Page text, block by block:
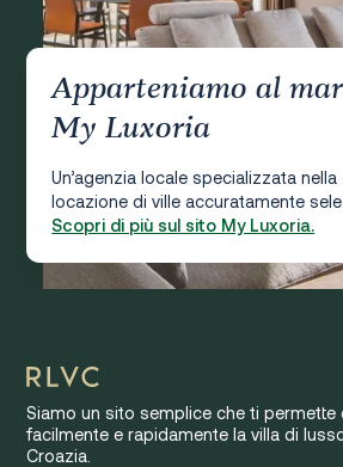
Apparteniamo al
My Luxoria
Un’agenzia locale specializzata nella
locazione di ville accuratamente
Scopri di più sul sito My Luxoria.
Siamo un sito semplice che ti permette
facilmente e rapidamente la villa di
Croazia.